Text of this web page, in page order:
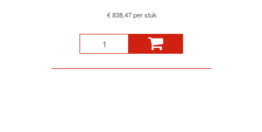
€ 838,47 per stuk